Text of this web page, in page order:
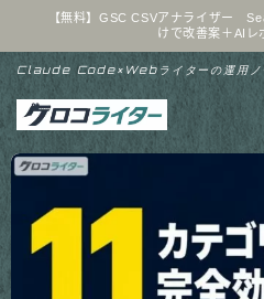
【無料】GSC CSVアナライザー
けで改善案＋AIレ
Claude Code×Webライターの運用ノ